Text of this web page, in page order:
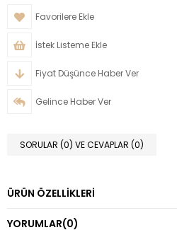
Favorilere Ekle
İstek Listeme Ekle
Fiyat Düşünce Haber Ver
Gelince Haber Ver
SORULAR (0) VE CEVAPLAR (0)
ÜRÜN ÖZELLIKLERI
YORUMLAR(0)